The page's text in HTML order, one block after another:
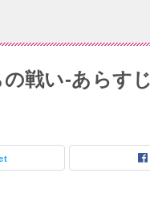
戦い-あらす